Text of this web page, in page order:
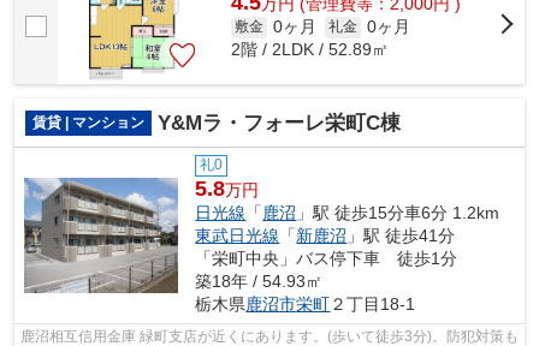
万円 (管理費等：2,000円 )
敷金 0ヶ月 礼金 0ヶ月
2階 / 2LDK / 52.89㎡
賃貸 | マンション Y&Mラ・フォーレ栄町C棟
礼0
5.8万円
日光線 「 鹿沼 」駅 徒歩15分車6分 1.2km
東武日光線 「新鹿沼 」駅 徒歩41分
「栄町中央」バス停下車 徒歩1分
築18年 / 54.93㎡
栃木県鹿沼市栄町２丁目18-1
鹿沼相互信用金庫 緑町支店が近くにあります。(歩いて徒歩3分)。防犯対策も